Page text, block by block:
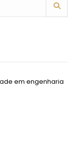
em engenharia